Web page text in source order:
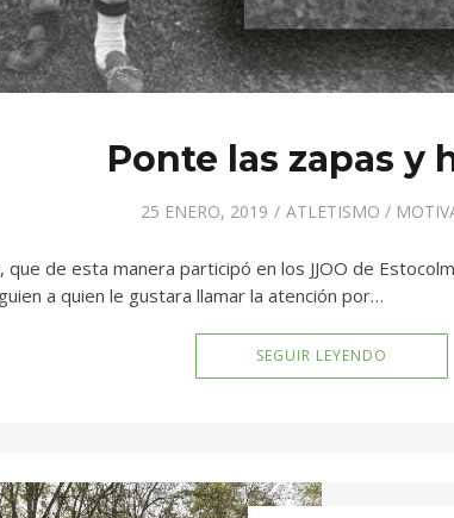
Ponte las zapas y
25 ENERO, 2019 ATLETISMO /
que de esta manera participó en los JJOO de
a quien le gustara llamar la atención por…
SEGUIR LEYENDO